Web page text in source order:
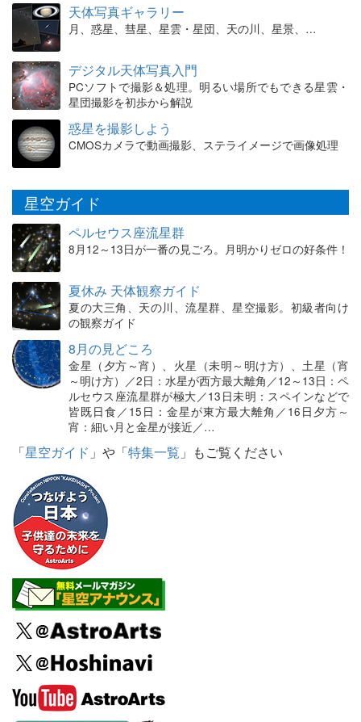
天体写真ギャラリー
月、惑星、彗星、星雲・星団、天の川、星景、…
デジタル天体写真入門
PCソフトで撮影＆処理。明るい場所でもできる星雲・
星団撮影を初歩から解説
惑星を撮影しよう
CMOSカメラで動画撮影、ステライメージで画像処理
星空ガイド
ペルセウス座流星群
8月12～13日が一番の見ごろ。月明かりゼロの好条件！
夏休み 天体観察ガイド
夏の大三角、天の川、流星群、星空撮影。初級者向け
の観察ガイド
8月の見どころ
金星（夕方～宵）、火星（未明～明け方）、土星（宵
～明け方）／2日：水星が西方最大離角／12～13日：ペ
ルセウス座流星群が極大／13日未明：スペインなどで
皆既日食／15日：金星が東方最大離角／16日夕方～
宵：細い月と金星が接近／…
「星空ガイド 」や「特集一覧 」もご覧ください